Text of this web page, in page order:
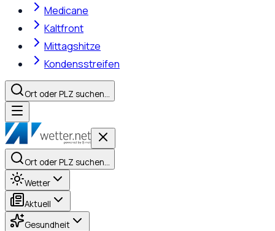
Medicane
Kaltfront
Mittagshitze
Kondensstreifen
Ort oder PLZ suchen…
Ort oder PLZ suchen…
Wetter
Aktuell
Gesundheit